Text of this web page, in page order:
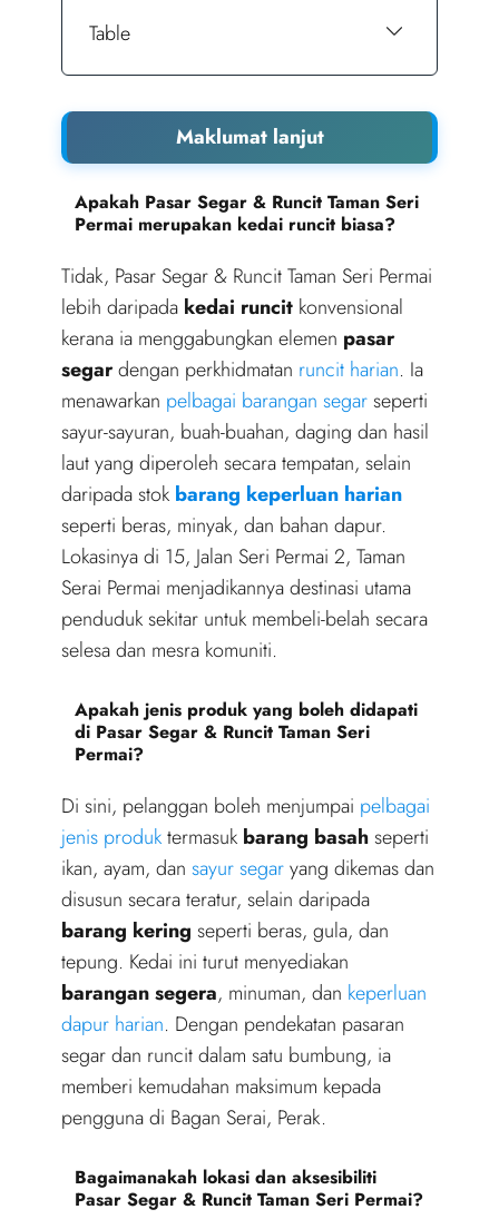
Table
Maklumat lanjut
Apakah Pasar Segar & Runcit Taman Seri
Permai merupakan kedai runcit biasa?
Tidak, Pasar Segar & Runcit Taman Seri Permai
lebih daripada kedai runcit konvensional
kerana ia menggabungkan elemen pasar
segardengan perkhidmatan runcit harian. Ia
menawarkan pelbagai barangan segarseperti
sayur-sayuran, buah-buahan, daging dan hasil
laut yang diperoleh secara tempatan, selain
daripada stok barang keperluan harian
seperti beras, minyak, dan bahan dapur.
Lokasinya di 15, Jalan Seri Permai 2, Taman
Serai Permai menjadikannya destinasi utama
penduduk sekitar untuk membeli-belah secara
selesa dan mesra komuniti.
Apakah jenis produk yang boleh didapati
di Pasar Segar & Runcit Taman Seri
Permai?
Di sini, pelanggan boleh menjumpai pelbagai
jenis produktermasuk barang basahseperti
ikan, ayam, dan sayur segaryang dikemas dan
disusun secara teratur, selain daripada
barang kering seperti beras, gula, dan
tepung. Kedai ini turut menyediakan
barangan segera, minuman, dan keperluan
dapur harian. Dengan pendekatan pasaran
segar dan runcit dalam satu bumbung, ia
memberi kemudahan maksimum kepada
pengguna di Bagan Serai, Perak.
Bagaimanakah lokasi dan aksesibiliti
Pasar Segar & Runcit Taman Seri Permai?